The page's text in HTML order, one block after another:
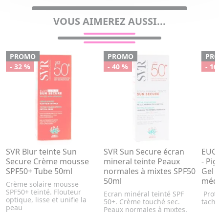
VOUS AIMEREZ AUSSI...
PROMO
- 32 %
SVR Blur teinte Sun
Secure Crème mousse
SPF50+ Tube 50ml
Crème solaire mousse
SPF50+ teinté. Flouteur
optique, lisse et unifie la
peau
PROMO
- 40 %
SVR Sun Secure écran
mineral teinte Peaux
normales à mixtes SPF50
50ml
Ecran minéral teinté SPF
50+. Crème touché sec.
Peaux normales à mixtes.
-
-
Gel